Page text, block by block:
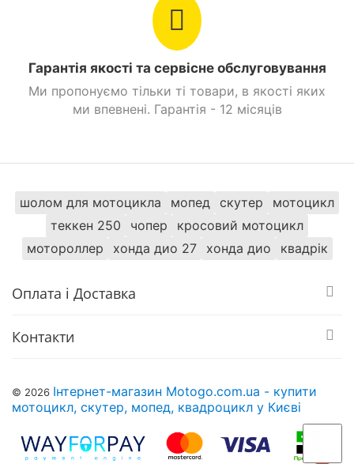
Гарантія якості та сервісне обслуговування
Ми пропонуємо тільки ті товари, в якості яких
ми впевнені. Гарантія - 12 місяців
шолом для мотоцикла мопед скутер
мотоцикл
теккен 250
чопер
кросовий мотоцикл
мотороллер
хонда дио 27 хонда дио квадрік
Оплата і Доставка
Контакти
© 2026 Інтернет-магазин Motogo.com.ua - купити
мотоцикл, скутер, мопед, квадроцикл у Києві